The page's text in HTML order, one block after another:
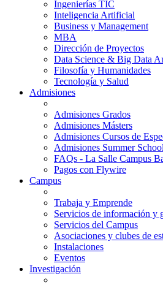
Ingenierías TIC
Inteligencia Artificial
Business y Management
MBA
Dirección de Proyectos
Data Science & Big Data
Filosofía y Humanidades
Tecnología y Salud
Admisiones
Admisiones Grados
Admisiones Másters
Admisiones Cursos de
Admisiones Summer School
FAQs - La Salle Campus
Pagos con Flywire
Campus
Trabaja y Emprende
Servicios de información y
Servicios del Campus
Asociaciones y clubes de
Instalaciones
Eventos
Investigación